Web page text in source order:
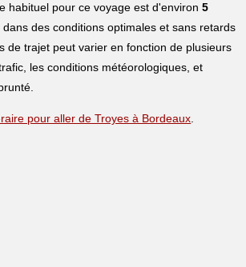
habituel pour ce voyage est d'environ5
dans des conditions optimales et sans retards
de trajet peut varier en fonction de plusieurs
les conditions météorologiques, et
pour aller de Troyes à Bordeaux.